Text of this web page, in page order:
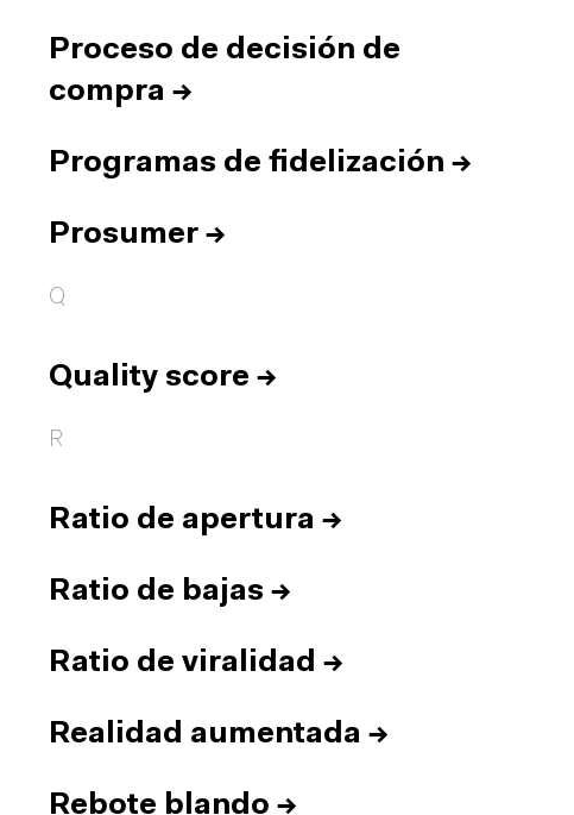
Proceso de decisión de
compra →
Programas de fidelización →
Prosumer →
Q
Quality score →
R
Ratio de apertura →
Ratio de bajas →
Ratio de viralidad →
Realidad aumentada →
Rebote blando →